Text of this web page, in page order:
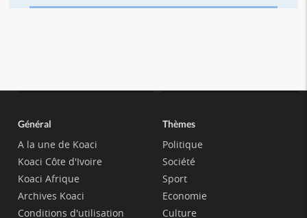
Général
A la une de Koaci
Koaci Côte d'Ivoire
Koaci Afrique
Archives Koaci
Conditions d'utilisation
Thèmes
Politique
Société
Sport
Economie
Culture